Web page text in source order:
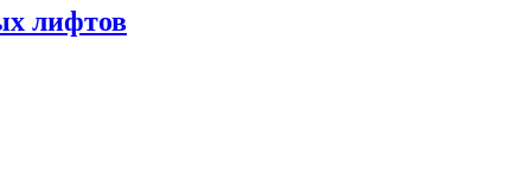
лифтов